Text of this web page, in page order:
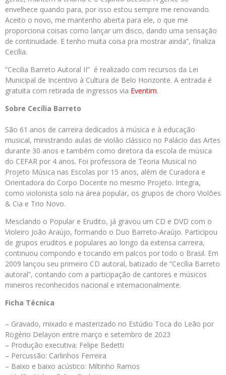
envelhece quando para, por isso estou sempre me renovando.
Aceito o novo, me mantenho aberta para ele, o que me
proporciona coisas como lançar um disco, dando uma sensação
de continuidade. E tenho muita coisa pra mostrar ainda”, finaliza
Cecília.
“Cecilia Barreto Autoral II” é realizado com recursos da Lei
Municipal de Incentivo à Cultura de Belo Horizonte. A entrada é
gratuita com retirada de ingressos via Eventim.
Sobre Cecília Barreto
São 61 anos de carreira dedicados à música e à educação
musical, ministrando aulas de violão clássico no Palácio das Artes
durante 30 anos e também como diretora da escola de música
do CEFAR por 4 anos. Foi professora de Teoria Musical no
Projeto Música nas Escolas por 15 anos, além de Curadora e
Orientadora do Corpo Docente no mesmo Projeto. Integra,
como violonista solo na área popular, os grupos de choro Violões
& Cia e Trio Novo.
Mesclando o Popular e Erudito, já gravou um CD e DVD com o
Violeiro João Araújo, formando o Duo Barreto-Araújo. Participou
de grupos eruditos e populares ao longo da extensa carreira,
continuou compondo e tocando em palcos por todo o Brasil. Em
2009 lançou seu primeiro CD autoral, batizado de “Cecília Barreto
autoral”, contando com a participação de cantores e músicos
mineiros reconhecidos nacional e internacionalmente.
Ficha Técnica
– Gravado, mixado e masterizado no Estúdio Toca do Leão por
Rogério Delayon entre março e setembro de 2023
– Produção executiva: Felipe Bedetti
– Percussão: Carlinhos Ferreira
– Baixo e baixo acústico: Miltinho Ramos